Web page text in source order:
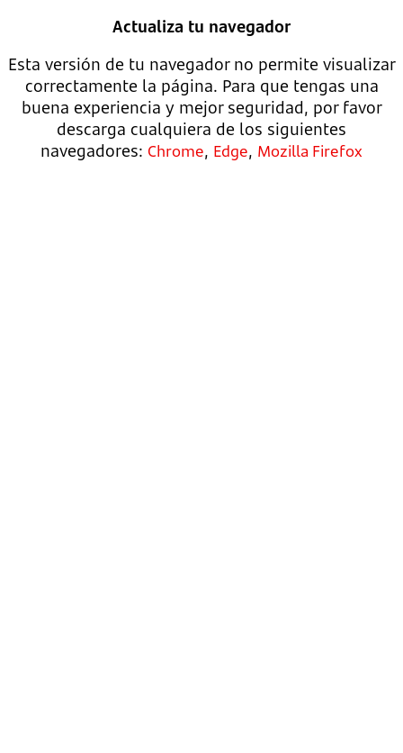
Actualiza tu navegador
Esta versión de tu navegador no permite visualizar
correctamente la página. Para que tengas una
buena experiencia y mejor seguridad, por favor
descarga cualquiera de los siguientes
navegadores: Chrome, Edge, Mozilla Firefox